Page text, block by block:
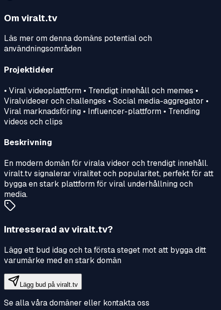
Om viralt.tv
Läs mer om denna domäns potential och
användningsområden
Projektidéer
• Viral videoplattform • Trendigt innehåll och memes •
Viralvideoer och challenges • Social media-aggregator •
Viral marknadsföring • Influencer-plattform • Trending
videos och clips
Beskrivning
En modern domän för virala videor och trendigt innehåll.
viralt.tv signalerar viralitet och popularitet, perfekt för att
bygga en stark plattform för viral underhållning och
media.
Intresserad avviralt.tv?
Lägg ett bud idag och ta första steget mot att bygga ditt
varumärke med en stark domän
Lägg bud på viralt.tv
Se alla våra domäner eller kontakta oss